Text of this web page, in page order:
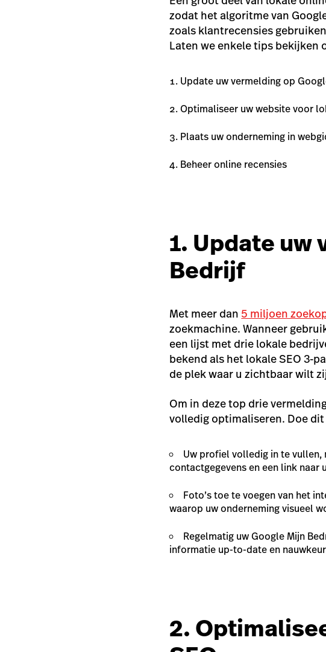
zodat het algoritme van
zoals klantrecensies
Laten we enkele tips bekijken
Update uw vermelding op
Optimaliseer uw website voor
Plaats uw onderneming in
Beheer online recensies
1. Update uw
Bedrijf
Met meer dan 5 miljoen
zoekmachine. Wanneer
een lijst met drie lokale
bekend als het lokale SEO 3-
de plek waar u zichtbaar wilt
Om in deze top drie
volledig optimaliseren. Doe
Uw profiel volledig in te vullen,
contactgegevens en een link naar
Foto’s toe te voegen van het
waarop uw onderneming visueel
Regelmatig uw Google Mijn
informatie up-to-date en
2.